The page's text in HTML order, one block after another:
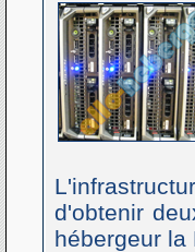
d'obtenir
hébergeur la